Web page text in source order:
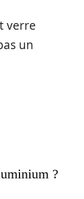
verre
un
?